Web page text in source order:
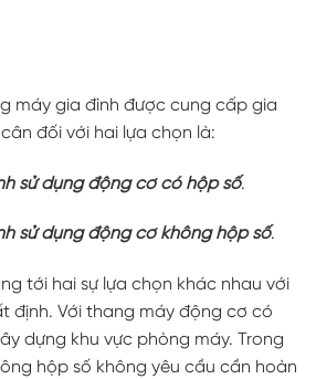
máy gia đình được cung cấp gia
đối với hai lựa chọn là:
sử dụng động cơ có hộp số.
sử dụng động cơ không hộp số.
tới hai sự lựa chọn khác nhau với
định. Với thang máy động cơ có
dựng khu vực phòng máy. Trong
hộp số không yêu cầu cần hoàn